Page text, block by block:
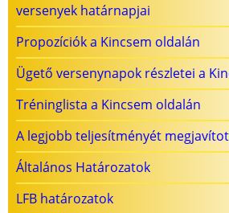
versenyek határnapjai
Propozíciók a Kincsem oldalán
Ügető versenynapok részletei a
Tréninglista a Kincsem oldalán
A legjobb teljesítményét
Általános Határozatok
LFB határozatok